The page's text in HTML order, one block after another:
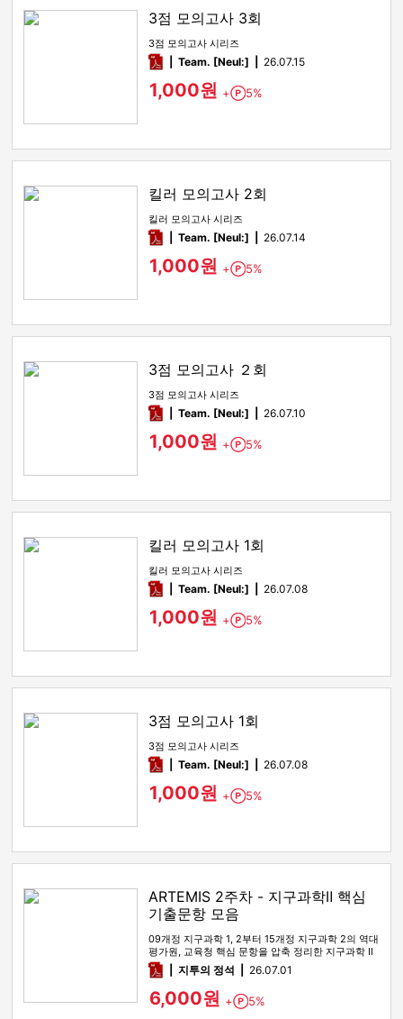
3점 모의고사 3회
3점 모의고사 시리즈
pdfTeam. [Neul:] 26.07.15
1,000원 + Point
5%
킬러 모의고사 2회
킬러 모의고사 시리즈
pdfTeam. [Neul:] 26.07.14
1,000원 + Point
5%
3점 모의고사 ２회
3점 모의고사 시리즈
pdfTeam. [Neul:] 26.07.10
1,000원 + Point
5%
킬러 모의고사 1회
킬러 모의고사 시리즈
pdfTeam. [Neul:] 26.07.08
1,000원 + Point
5%
3점 모의고사 1회
3점 모의고사 시리즈
pdfTeam. [Neul:] 26.07.08
1,000원 + Point
5%
ARTEMIS 2주차 - 지구과학Ⅱ 핵심
기출문항 모음
09개정 지구과학 1, 2부터 15개정 지구과학 2의 역대
평가원, 교육청 핵심 문항을 압축 정리한 지구과학 Ⅱ
기출 선별 …
pdf지투의 정석 26.07.01
6,000원 + Point
5%